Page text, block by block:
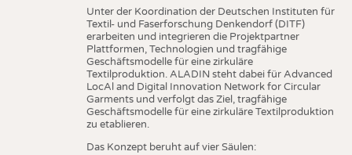
Unter der Koordination der Deutschen Instituten für
Textil- und Faserforschung Denkendorf (DITF)
erarbeiten und integrieren die Projektpartner
Plattformen, Technologien und tragfähige
Geschäftsmodelle für eine zirkuläre
Textilproduktion. ALADIN steht dabei für Advanced
LocAl and Digital Innovation Network for Circular
Garments und verfolgt das Ziel, tragfähige
Geschäftsmodelle für eine zirkuläre Textilproduktion
zu etablieren.
Das Konzept beruht auf vier Säulen: